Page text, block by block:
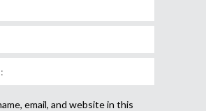
email, and website in this